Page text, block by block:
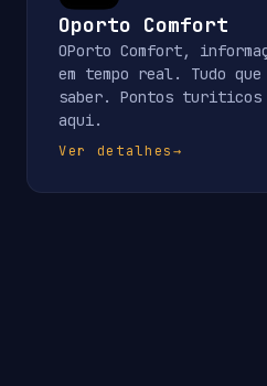
Oporto Comfort
OPorto Comfort,
em tempo real. Tudo
saber. Pontos turiticos
aqui.
Ver detalhes→